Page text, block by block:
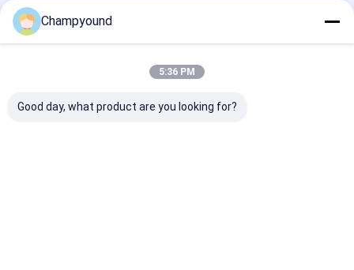
스테이터 레이저 용접 기계
스테이터 코팅 테스트 기계
Champyound
5:36 PM
Good day, what product are you looking for?